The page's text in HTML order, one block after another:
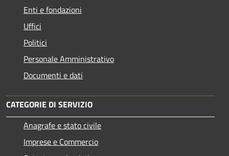
Enti e fondazioni
Uffici
Politici
Personale Amministrativo
Documenti e dati
CATEGORIE DI SERVIZIO
Anagrafe e stato civile
Imprese e Commercio